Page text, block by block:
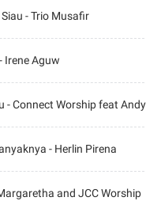
- Trio Musafir
Irene Aguw
- Connect Worship feat
- Herlin Pirena
and JCC Worship